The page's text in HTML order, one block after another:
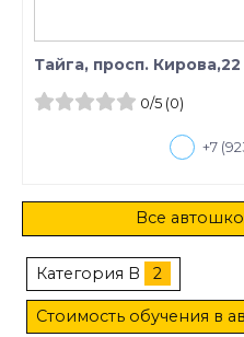
Тайга, просп. Кирова,22
0/5(0)
+7
Все
Категория B 2
Стоимость обучения в